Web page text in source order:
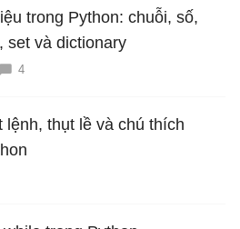
trong Python: chuỗi, số,
set và dictionary
4
lệnh, thụt lề và chú thích